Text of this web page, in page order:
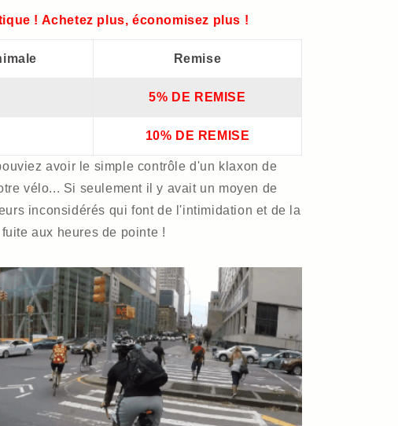
! Achetez plus, économisez plus !
Remise
5% DE REMISE
10% DE REMISE
avoir le simple contrôle d'un klaxon de
vélo... Si seulement il y avait un moyen de
inconsidérés qui font de l'intimidation et de la
fuite aux heures de pointe !